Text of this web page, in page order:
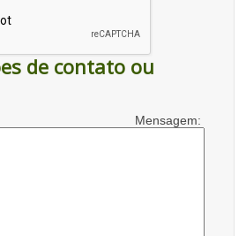
de contato ou
Mensagem: